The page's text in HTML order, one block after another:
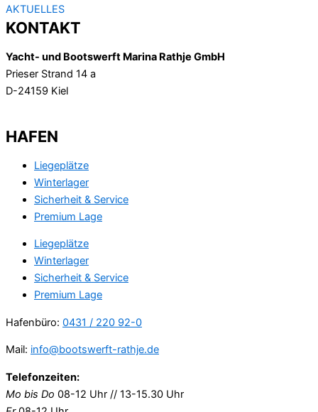
AKTUELLES
KONTAKT
Yacht- und Bootswerft Marina Rathje GmbH
Prieser Strand 14 a
D-24159 Kiel
HAFEN
Liegeplätze
Winterlager
Sicherheit & Service
Premium Lage
Liegeplätze
Winterlager
Sicherheit & Service
Premium Lage
Hafenbüro: 0431 / 220 92-0
Mail: info@bootswerft-rathje.de
Telefonzeiten:
Mo bis Do 08-12 Uhr // 13-15.30 Uhr